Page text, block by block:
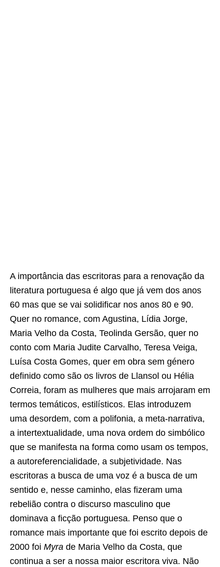
A importância das escritoras para a renovação da
literatura portuguesa é algo que já vem dos anos
60 mas que se vai solidificar nos anos 80 e 90.
Quer no romance, com Agustina, Lídia Jorge,
Maria Velho da Costa, Teolinda Gersão, quer no
conto com Maria Judite Carvalho, Teresa Veiga,
Luísa Costa Gomes, quer em obra sem género
definido como são os livros de Llansol ou Hélia
Correia, foram as mulheres que mais arrojaram em
termos temáticos, estilísticos. Elas introduzem
uma desordem, com a polifonia, a meta-narrativa,
a intertextualidade, uma nova ordem do simbólico
que se manifesta na forma como usam os tempos,
a autoreferencialidade, a subjetividade. Nas
escritoras a busca de uma voz é a busca de um
sentido e, nesse caminho, elas fizeram uma
rebelião contra o discurso masculino que
dominava a ficção portuguesa. Penso que o
romance mais importante que foi escrito depois de
2000 foi Myra de Maria Velho da Costa, que
continua a ser a nossa maior escritora viva. Não